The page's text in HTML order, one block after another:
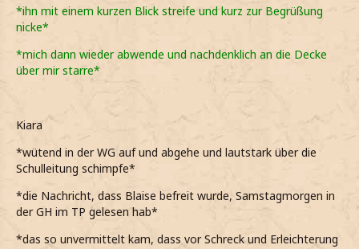
*ihn mit einem kurzen Blick streife und kurz zur Begrüßung
nicke*
*mich dann wieder abwende und nachdenklich an die Decke
über mir starre*
Kiara
*wütend in der WG auf und abgehe und lautstark über die
Schulleitung schimpfe*
*die Nachricht, dass Blaise befreit wurde, Samstagmorgen in
der GH im TP gelesen hab*
*das so unvermittelt kam, dass vor Schreck und Erleichterung